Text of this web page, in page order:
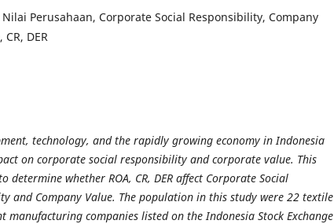
Nilai Perusahaan, Corporate Social Responsibility, Company
CR, DER
technology, and the rapidly growing economy in Indonesia
on corporate social responsibility and corporate value. This
determine whether ROA, CR, DER affect Corporate Social
and Company Value. The population in this study were 22 textile
manufacturing companies listed on the Indonesia Stock Exchange